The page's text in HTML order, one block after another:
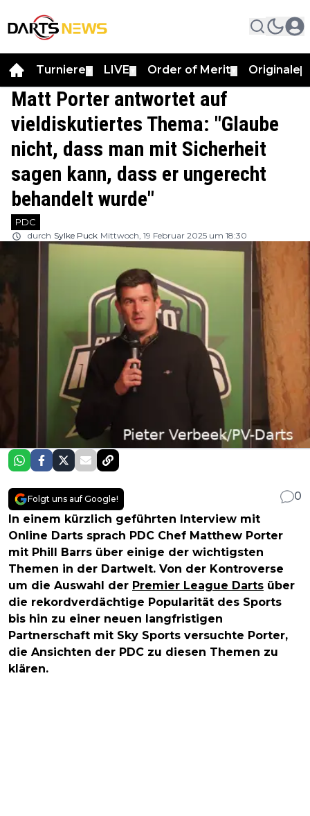
Turniere LIVE Order of Merit Originale
Matt Porter antwortet auf
vieldiskutiertes Thema: "Glaube
nicht, dass man mit Sicherheit
sagen kann, dass er ungerecht
behandelt wurde"
PDC
durch Sylke Puck Mittwoch, 19 Februar 2025 um 18:30
Folgt uns auf Google!
0
In einem kürzlich geführten Interview mit
Online Darts sprach PDC Chef Matthew Porter
mit Phill Barrs über einige der wichtigsten
Themen in der Dartwelt. Von der Kontroverse
um die Auswahl der Premier League Darts über
die rekordverdächtige Popularität des Sports
bis hin zu einer neuen langfristigen
Partnerschaft mit Sky Sports versuchte Porter,
die Ansichten der PDC zu diesen Themen zu
klären.